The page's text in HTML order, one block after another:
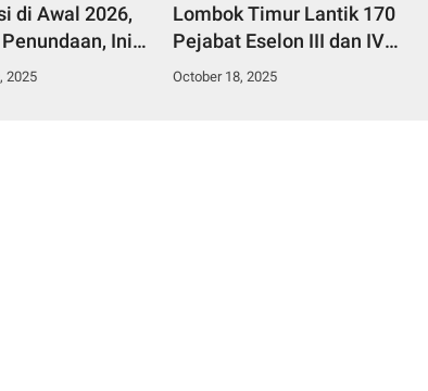
di Awal 2026,
Ini
dan Masa
2025
Lombok Timur Lantik 170
Pejabat Eselon III dan IV
Lotim, Daftar Nama Dan
October 18, 2025